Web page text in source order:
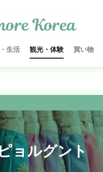
生活 観光・体験 買い物
ョルグント